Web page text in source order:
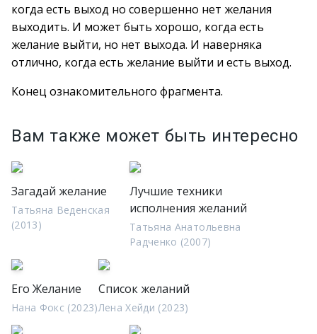
когда есть выход но совершенно нет желания
выходить. И может быть хорошо, когда есть
желание выйти, но нет выхода. И наверняка
отлично, когда есть желание выйти и есть выход.
Конец ознакомительного фрагмента.
Вам также может быть интересно
Загадай желание
Татьяна Веденская
(2013)
Лучшие техники
исполнения желаний
Татьяна Анатольевна
Радченко (2007)
Его Желание
Нана Фокс (2023)
Список желаний
Лена Хейди (2023)